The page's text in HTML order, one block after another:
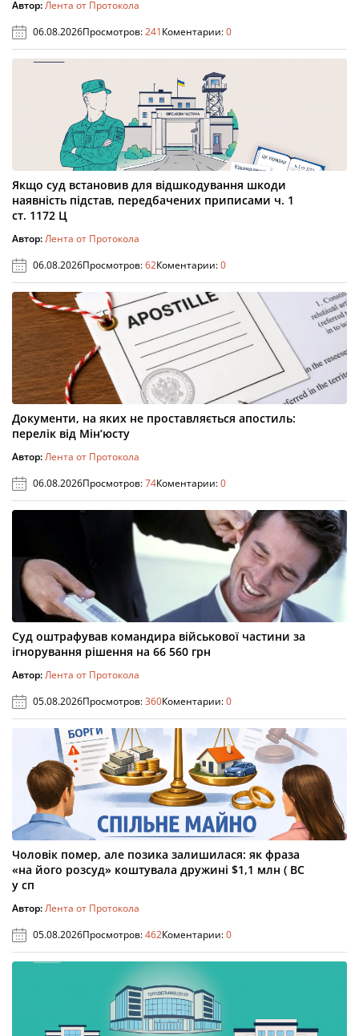
Автор:Лента от Протокола
06.08.2026Просмотров:241Коментарии:0
Якщо суд встановив для відшкодування шкоди
наявність підстав, передбачених приписами ч. 1
ст. 1172 Ц
Автор:Лента от Протокола
06.08.2026Просмотров:62Коментарии:0
Документи, на яких не проставляється апостиль:
перелік від Мін’юсту
Автор:Лента от Протокола
06.08.2026Просмотров:74Коментарии:0
Суд оштрафував командира військової частини за
ігнорування рішення на 66 560 грн
Автор:Лента от Протокола
05.08.2026Просмотров:360Коментарии:0
Чоловік помер, але позика залишилася: як фраза
«на його розсуд» коштувала дружині $1,1 млн ( ВС
у сп
Автор:Лента от Протокола
05.08.2026Просмотров:462Коментарии:0